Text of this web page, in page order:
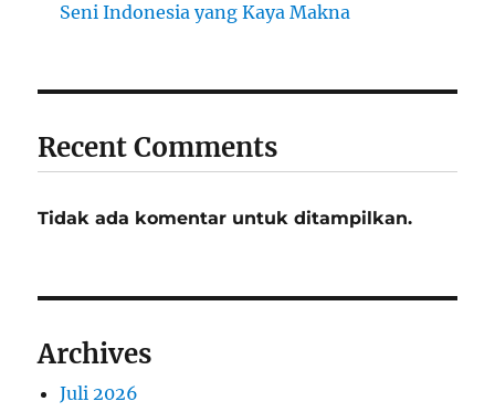
Seni Indonesia yang Kaya Makna
Recent Comments
Tidak ada komentar untuk ditampilkan.
Archives
Juli 2026